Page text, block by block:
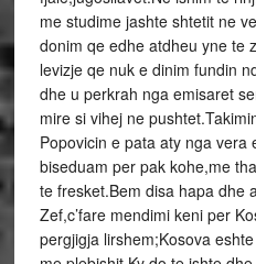
me studime jashte shtetit ne
donim qe edhe atdheu yne te
levizje qe nuk e dinim fundin
dhe u perkrah nga emisaret
mire si vihej ne
Popovicin e pata aty nga vera
biseduam per pak kohe,me
te fresket.Bem disa hapa dhe
Zef,c’fare mendimi keni per
pergjigja lirshem;Kosova